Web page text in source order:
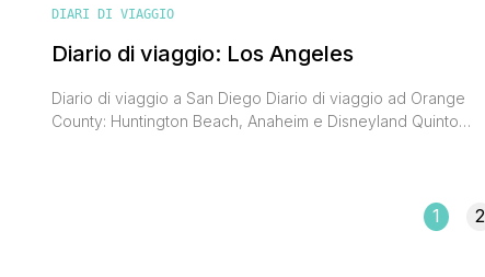
DIARI DI VIAGGIO
Diario di viaggio: Los Angeles
Diario di viaggio a San Diego Diario di viaggio ad Orange
County: Huntington Beach, Anaheim e Disneyland Quinto
sono alcune marche di abbigliamento che costano molto [']
1 2